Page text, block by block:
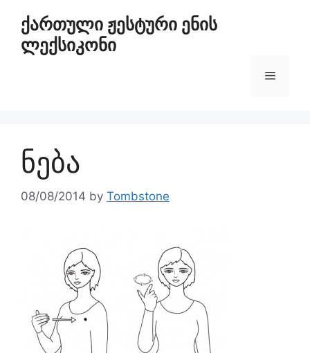
ქართული ჟესტური ენის
ლექსიკონი
ნება
08/08/2014 by Tombstone